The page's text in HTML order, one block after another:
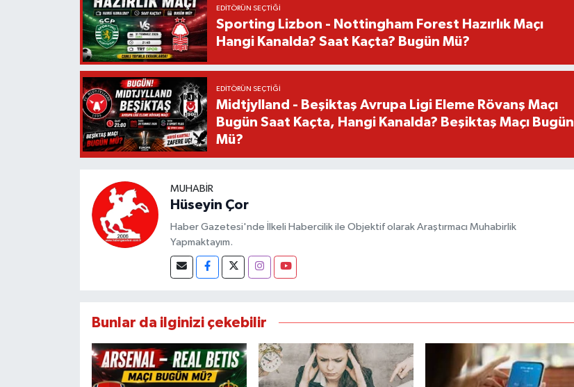
EDITÖRÜN SEÇTIĞI
Sporting Lizbon - Nottingham Forest Hazırlık Maçı
Hangi Kanalda? Saat Kaçta? Bugün Mü?
EDITÖRÜN SEÇTIĞI
Midtjylland - Beşiktaş Avrupa Ligi Eleme Rövanş Maçı
Bugün Saat Kaçta, Hangi Kanalda? Beşiktaş Maçı Bugün
Mü?
MUHABIR
Hüseyin Çor
Haber Gazetesi'nde İlkeli Habercilik ile Objektif olarak Araştırmacı Muhabirlik
Yapmaktayım.
Bunlar da ilginizi çekebilir